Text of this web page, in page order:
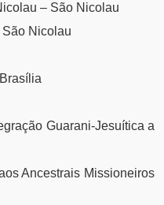
– São Nicolau
Nicolau
Guarani-Jesuítica a
Ancestrais Missioneiros